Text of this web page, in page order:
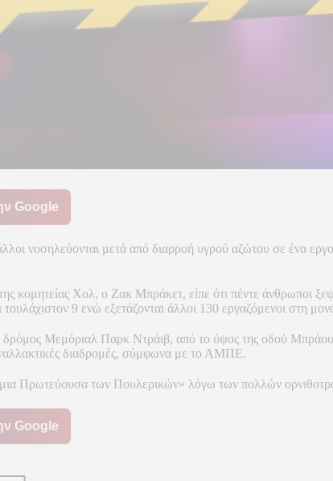
Google
νοσηλεύονται μετά από διαρροή υγρού αζώτου σε ένα
κομητείας Χολ, ο Ζακ Μπράκετ, είπε ότι πέντε άνθρωποι
9 ενώ εξετάζονται άλλοι 130 εργαζόμενοι στη
δρόμος Μεμόριαλ Παρκ Ντράιβ, από το ύψος της οδού
διαδρομές, σύμφωνα με το ΑΜΠΕ.
Πρωτεύουσα των Πουλερικών» λόγω των πολλών
Google